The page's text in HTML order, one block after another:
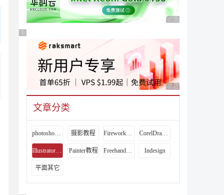
广告 商业广告，理性
广告 商业广告，理性选择
广告 商业广告，理性
文章分类
photoshop教程 摄影教程 Fireworks教程 CorelDraw教程
Illustrator教程 Painter教程 Freehand教程 Indesign
平面其它